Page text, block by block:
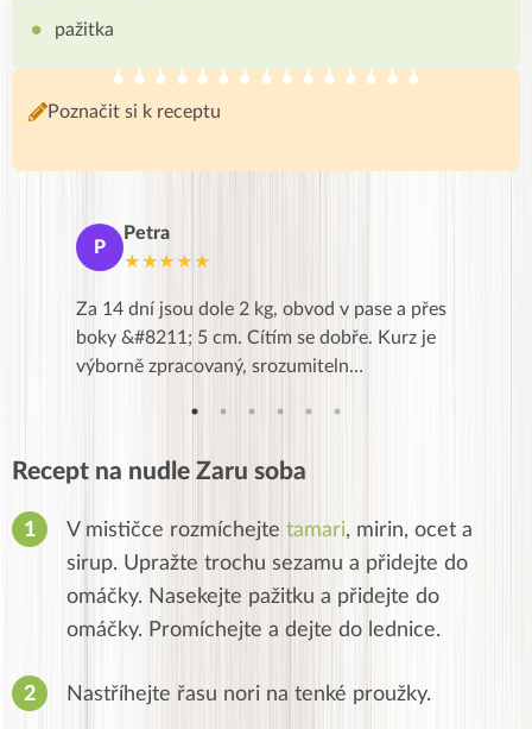
pažitka
Poznačit si k receptu
P
Petra
★★★★★
Za 14 dní jsou dole 2 kg, obvod v pase a přes
boky &#8211; 5 cm. Cítím se dobře. Kurz je
výborně zpracovaný, srozumiteln…
Recept na nudle Zaru soba
V mističce rozmíchejte tamari, mirin, ocet a
sirup. Upražte trochu sezamu a přidejte do
omáčky. Nasekejte pažitku a přidejte do
omáčky. Promíchejte a dejte do lednice.
Nastříhejte řasu nori na tenké proužky.